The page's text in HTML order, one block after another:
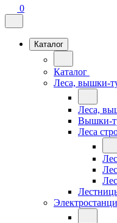
0
Каталог
Каталог
Леса, вышки-
Леса,
Вышки-
Леса